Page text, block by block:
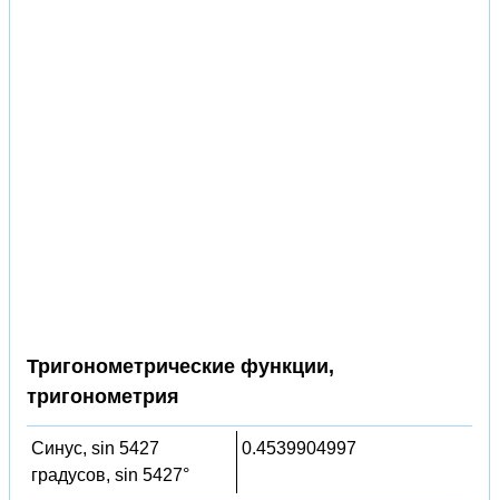
Тригонометрические функции,
тригонометрия
Синус, sin 5427
градусов, sin 5427°
0.4539904997